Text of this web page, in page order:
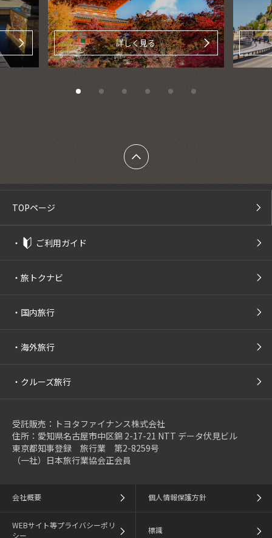
詳しく見る
TOPページ
・ ご利用ガイド
・ 旅トクナビ
・ 国内旅行
・ 海外旅行
・ クルーズ旅行
受託販売：トヨタファイナンス株式会社
住所：愛知県名古屋市中区錦 2-17-21 NTT データ伏見ビル
東京都知事登録 旅行業 第2-8259号
（一社）日本旅行業協会正会員
会社概要 個人情報保護方針
WEBサイト等プライバシーポリ
シー
標識